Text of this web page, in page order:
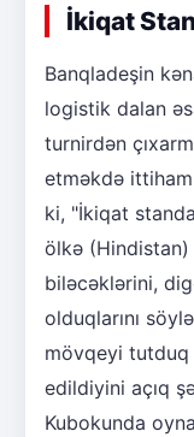
İkiqat
Banqladeşin
logistik dalan
turnirdən
etməkdə
ki, "İkiqat
ölkə
biləcəklərini,
olduqlarını
mövqeyi tutduq
edildiyini açıq
Kubokunda